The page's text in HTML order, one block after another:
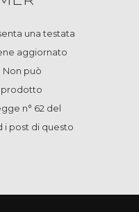
una testata
aggiornato
Non può
prodotto
n° 62 del
i post di questo